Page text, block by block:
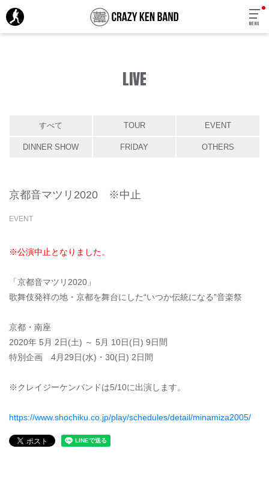
MENU
LIVE
すべて TOUR EVENT
DINNER SHOW FRIDAY OTHERS
京都音マツリ2020 ※中止
EVENT
※公演中止となりました。
「京都音マツリ2020」
歌舞伎発祥の地・京都を舞台にした“いつか伝統になる”音楽祭
京都・南座
2020年 5月 2日(土) ～ 5月 10日(日) 9日間
特別企画 4月29日(水)・30(日) 2日間
※クレイジーケンバンドは5/10に出演します。
https://www.shochiku.co.jp/play/schedules/detail/minamiza2005/